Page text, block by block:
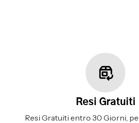
Resi Gratuiti
Resi Gratuiti entro 30 Giorni,